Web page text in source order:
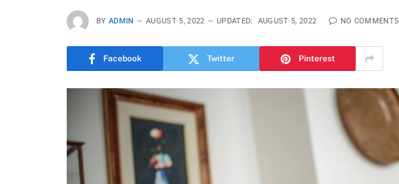
BY ADMIN AUGUST 5, 2022 UPDATED: AUGUST 5, 2022 NO COMMENTS
Facebook Twitter Pinterest